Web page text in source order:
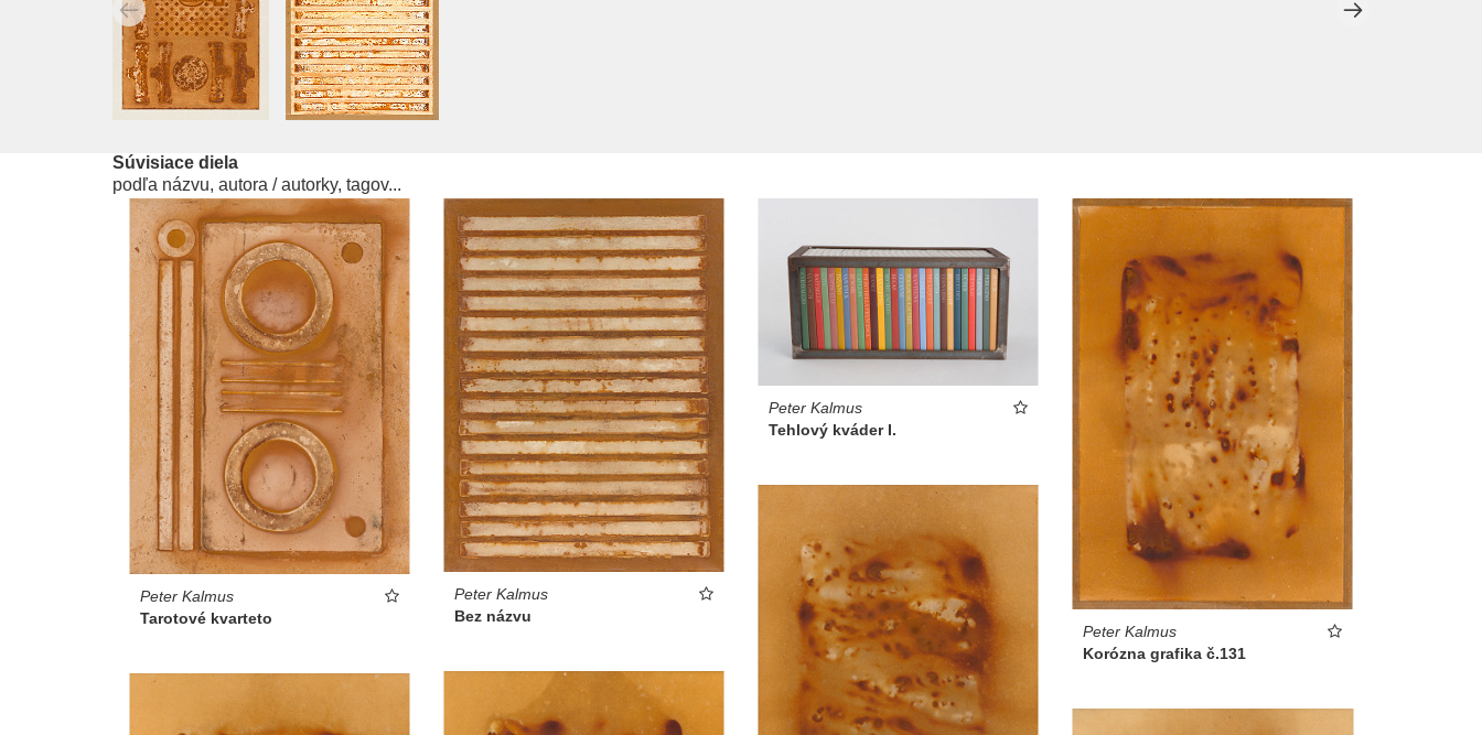
Súvisiace diela
podľa názvu, autora / autorky, tagov...
Peter Kalmus
Tarotové kvarteto
Peter Kalmus
Bez názvu
Peter Kalmus
Tehlový kváder I.
Peter Kalmus
Korózna grafika č.131